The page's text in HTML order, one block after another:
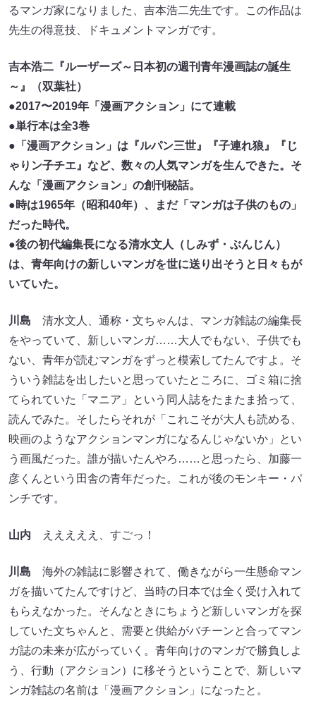
るマンガ家になりました、吉本浩二先生です。この作品は
先生の得意技、ドキュメントマンガです。
吉本浩二『ルーザーズ～日本初の週刊青年漫画誌の誕生
～』（双葉社）
●2017〜2019年「漫画アクション」にて連載
●単行本は全3巻
●「漫画アクション」は『ルパン三世』『子連れ狼』『じ
ゃりン子チエ』など、数々の人気マンガを生んできた。そ
んな「漫画アクション」の創刊秘話。
●時は1965年（昭和40年）、まだ「マンガは子供のもの」
だった時代。
●後の初代編集長になる清水文人（しみず・ぶんじん）
は、青年向けの新しいマンガを世に送り出そうと日々もが
いていた。
川島 清水文人、通称・文ちゃんは、マンガ雑誌の編集長
をやっていて、新しいマンガ……大人でもない、子供でも
ない、青年が読むマンガをずっと模索してたんですよ。そ
ういう雑誌を出したいと思っていたところに、ゴミ箱に捨
てられていた「マニア」という同人誌をたまたま拾って、
読んでみた。そしたらそれが「これこそが大人も読める、
映画のようなアクションマンガになるんじゃないか」とい
う画風だった。誰が描いたんやろ……と思ったら、加藤一
彦くんという田舎の青年だった。これが後のモンキー・パ
ンチです。
山内 えええええ、すごっ！
川島 海外の雑誌に影響されて、働きながら一生懸命マン
ガを描いてたんですけど、当時の日本では全く受け入れて
もらえなかった。そんなときにちょうど新しいマンガを探
していた文ちゃんと、需要と供給がバチーンと合ってマン
ガ誌の未来が広がっていく。青年向けのマンガで勝負しよ
う、行動（アクション）に移そうということで、新しいマ
ンガ雑誌の名前は「漫画アクション」になったと。